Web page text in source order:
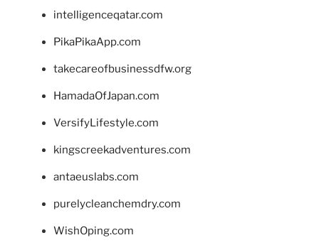
intelligenceqatar.com
PikaPikaApp.com
takecareofbusinessdfw.org
HamadaOfJapan.com
VersifyLifestyle.com
kingscreekadventures.com
antaeuslabs.com
purelycleanchemdry.com
WishOping.com